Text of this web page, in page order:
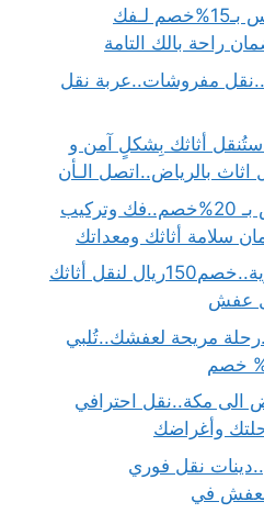
دينا نقل عفش حي النرجس بـ15%خصم لـفك
راحة بالك التامة
مفروشات..عربة نقل
أثاثك بِشكلٍ آمن و
شركة نقل مكاتب بالرياض بـ 20%خصم..فك وتركيب
سلامة أثاثك ومعداتك
دينا نقل عفش حي العزيزية..خصم150ريال لنقل أثاثك
عفش
مريحة لعفشك..تُلبي
الى مكة..نقل احترافي
نقل فوري
العفش في